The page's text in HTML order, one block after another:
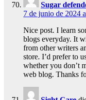
Sugar
7 de junio de 2024
Nice post. I learn
blogs everyday. It
from other writers
store. I’d prefer to
whether you don’t
web blog. Thanks